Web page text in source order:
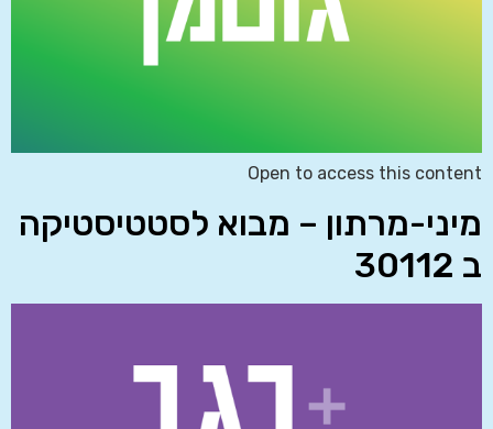
Open to access this content
מיני-מרתון – מבוא לסטטיסטיקה
ב 30112